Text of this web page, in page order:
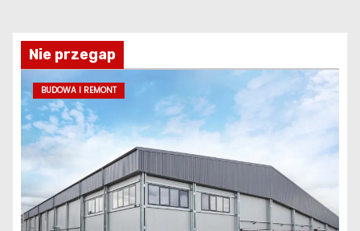
Nie przegap
BUDOWA I REMONT